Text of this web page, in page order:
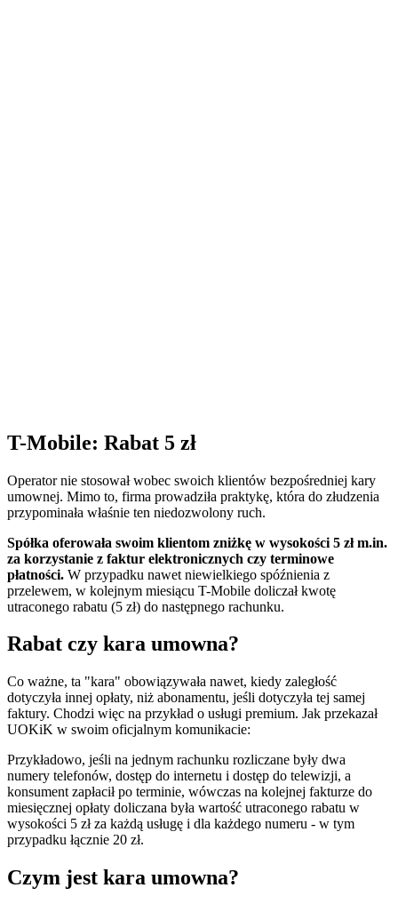
T-Mobile: Rabat 5 zł
Operator nie stosował wobec swoich klientów bezpośredniej kary
umownej. Mimo to, firma prowadziła praktykę, która do złudzenia
przypominała właśnie ten niedozwolony ruch.
Spółka oferowała swoim klientom zniżkę w wysokości 5 zł m.in.
za korzystanie z faktur elektronicznych czy terminowe
płatności. W przypadku nawet niewielkiego spóźnienia z
przelewem, w kolejnym miesiącu T-Mobile doliczał kwotę
utraconego rabatu (5 zł) do następnego rachunku.
Rabat czy kara umowna?
Co ważne, ta "kara" obowiązywała nawet, kiedy zaległość
dotyczyła innej opłaty, niż abonamentu, jeśli dotyczyła tej samej
faktury. Chodzi więc na przykład o usługi premium. Jak przekazał
UOKiK w swoim oficjalnym komunikacie:
Przykładowo, jeśli na jednym rachunku rozliczane były dwa
numery telefonów, dostęp do internetu i dostęp do telewizji, a
konsument zapłacił po terminie, wówczas na kolejnej fakturze do
miesięcznej opłaty doliczana była wartość utraconego rabatu w
wysokości 5 zł za każdą usługę i dla każdego numeru - w tym
przypadku łącznie 20 zł.
Czym jest kara umowna?